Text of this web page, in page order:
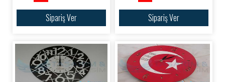
Sipariş Ver Sipariş Ver